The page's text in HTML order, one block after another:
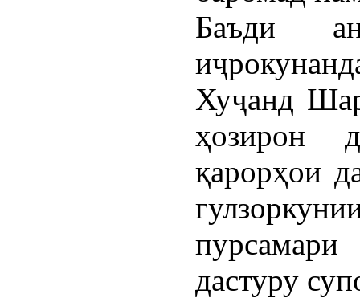
Баъди
Хуҷанд
ҳозирон
қарорҳои
дастуру